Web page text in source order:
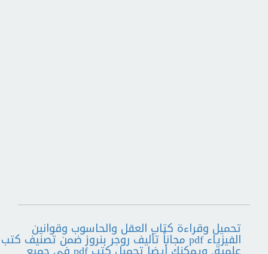
تحميل وقراءة كتاب العقل والحاسوب وقوانين
الفيزياء pdf مجاناً تأليف روجر بنروز ضمن تصنيف كتب